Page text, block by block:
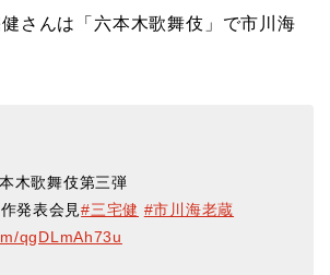
さんは「六本木歌舞伎」で市川海
木歌舞伎第三弾
作発表会見#三宅健 #市川海老蔵
qgDLmAh73u